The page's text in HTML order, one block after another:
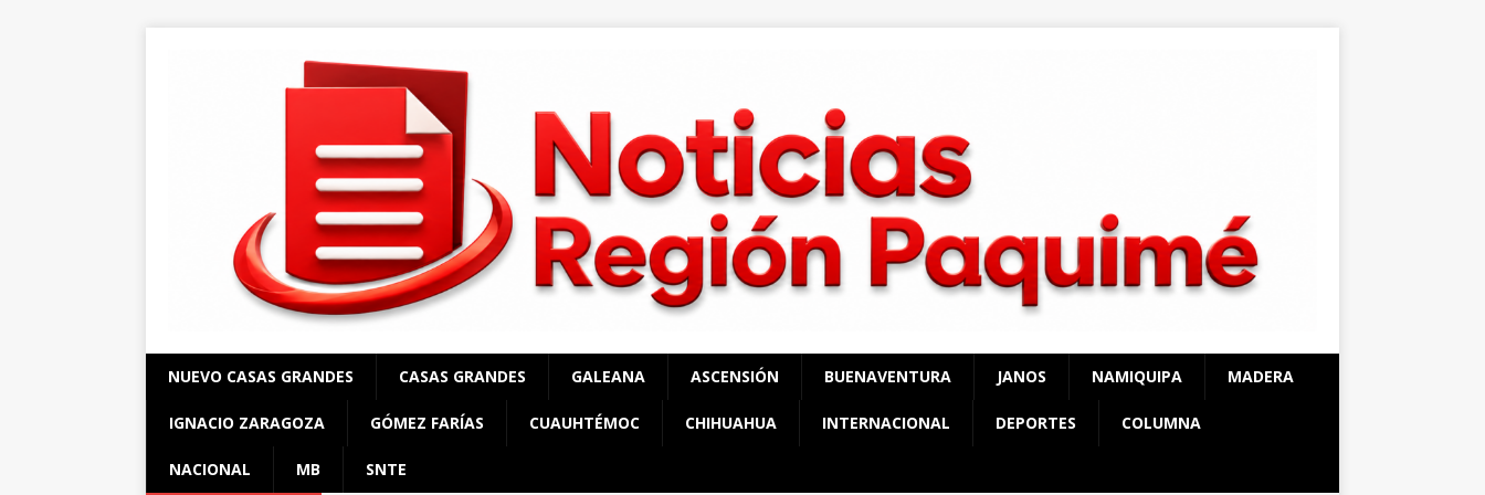
NUEVO CASAS GRANDES CASAS GRANDES GALEANA ASCENSIÓN BUENAVENTURA JANOS NAMIQUIPA MADERA
IGNACIO ZARAGOZA GÓMEZ FARÍAS CUAUHTÉMOC CHIHUAHUA INTERNACIONAL DEPORTES COLUMNA
NACIONAL MB SNTE